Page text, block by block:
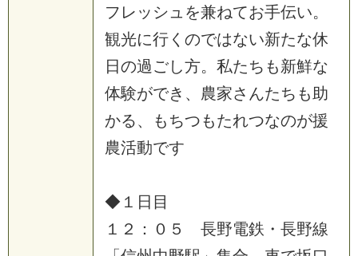
フ レ ッ シ ュ を兼ねてお手伝い。
観光に行 く のではない新たな休
日 の過ごし方。 私たち も新鮮な
体験ができ 、 農家さ んたち も 助
かる、 も ちつもたれつなのが援
農活動です
◆ １ 日 目
１ ２ ： ０ ５ 長野電鉄 ・ 長野線